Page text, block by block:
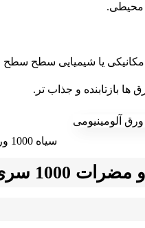
محیطی.
یا شیمیایی سطح سطح
ها بازتابنده و جذاب تر.
سیاه 1000 ورق آلومینیومی